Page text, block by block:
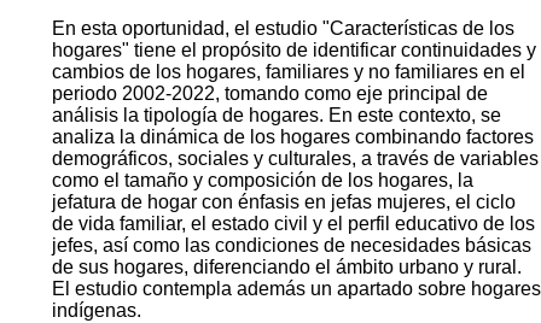
En esta oportunidad, el estudio "Características de los
hogares" tiene el propósito de identificar continuidades y
cambios de los hogares, familiares y no familiares en el
periodo 2002-2022, tomando como eje principal de
análisis la tipología de hogares. En este contexto, se
analiza la dinámica de los hogares combinando factores
demográficos, sociales y culturales, a través de variables
como el tamaño y composición de los hogares, la
jefatura de hogar con énfasis en jefas mujeres, el ciclo
de vida familiar, el estado civil y el perfil educativo de los
jefes, así como las condiciones de necesidades básicas
de sus hogares, diferenciando el ámbito urbano y rural.
El estudio contempla además un apartado sobre hogares
indígenas.